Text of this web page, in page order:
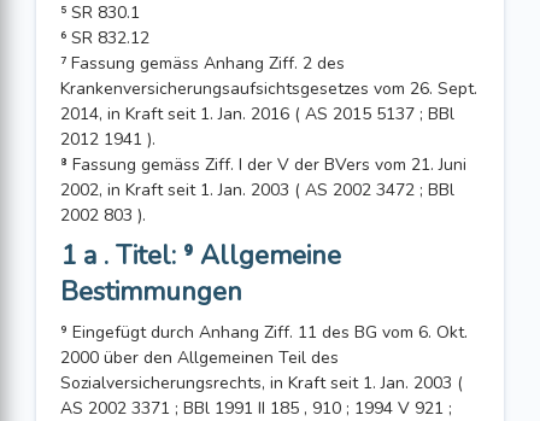
⁵ SR 830.1
⁶ SR 832.12
⁷ Fassung gemäss Anhang Ziff. 2 des
Krankenversicherungsaufsichtsgesetzes vom 26. Sept.
2014, in Kraft seit 1. Jan. 2016 ( AS 2015 5137 ; BBl
2012 1941 ).
⁸ Fassung gemäss Ziff. I der V der BVers vom 21. Juni
2002, in Kraft seit 1. Jan. 2003 ( AS 2002 3472 ; BBl
2002 803 ).
1 a . Titel: ⁹ Allgemeine
Bestimmungen
⁹ Eingefügt durch Anhang Ziff. 11 des BG vom 6. Okt.
2000 über den Allgemeinen Teil des
Sozialversicherungsrechts, in Kraft seit 1. Jan. 2003 (
AS 2002 3371 ; BBl 1991 II 185 , 910 ; 1994 V 921 ;